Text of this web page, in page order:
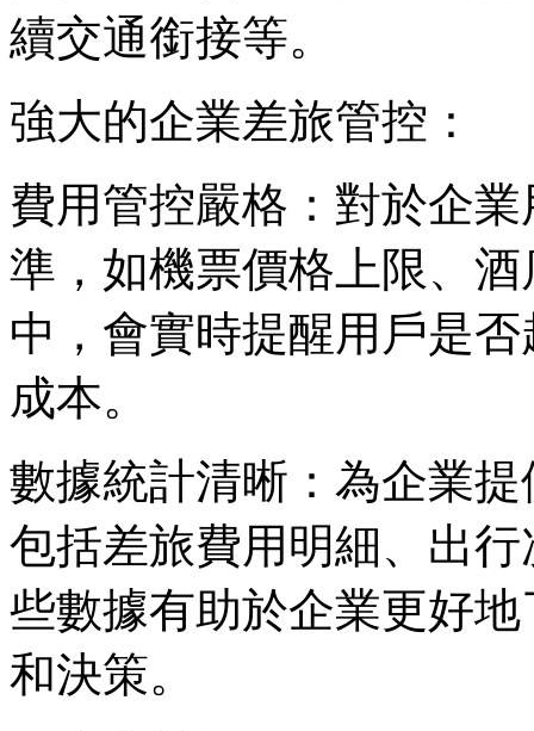
續交通銜接等。
強大的企業差旅管控：
費用管控嚴格：對於企
準，如機票價格上限、
中，會實時提醒用戶是
成本。
數據統計清晰：為企業
包括差旅費用明細、出
些數據有助於企業更好
和決策。